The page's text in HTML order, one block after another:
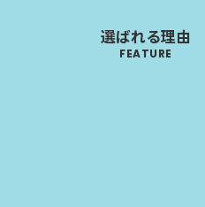
選ばれる理由
FEATURE